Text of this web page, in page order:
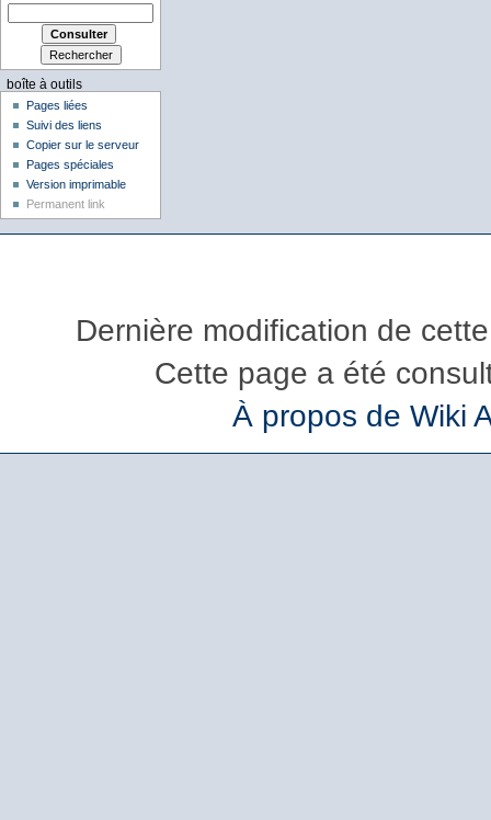
boîte à outils
Pages liées
Suivi des liens
Copier sur le serveur
Pages spéciales
Version imprimable
Permanent link
Dernière modification de
Cette page a été
À propos de Wiki